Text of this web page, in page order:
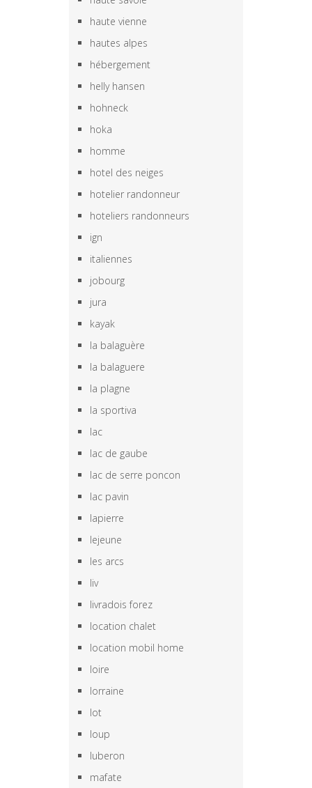
haute vienne
hautes alpes
hébergement
helly hansen
hohneck
hoka
homme
hotel des neiges
hotelier randonneur
hoteliers randonneurs
ign
italiennes
jobourg
jura
kayak
la balaguère
la balaguere
la plagne
la sportiva
lac
lac de gaube
lac de serre poncon
lac pavin
lapierre
lejeune
les arcs
liv
livradois forez
location chalet
location mobil home
loire
lorraine
lot
loup
luberon
mafate